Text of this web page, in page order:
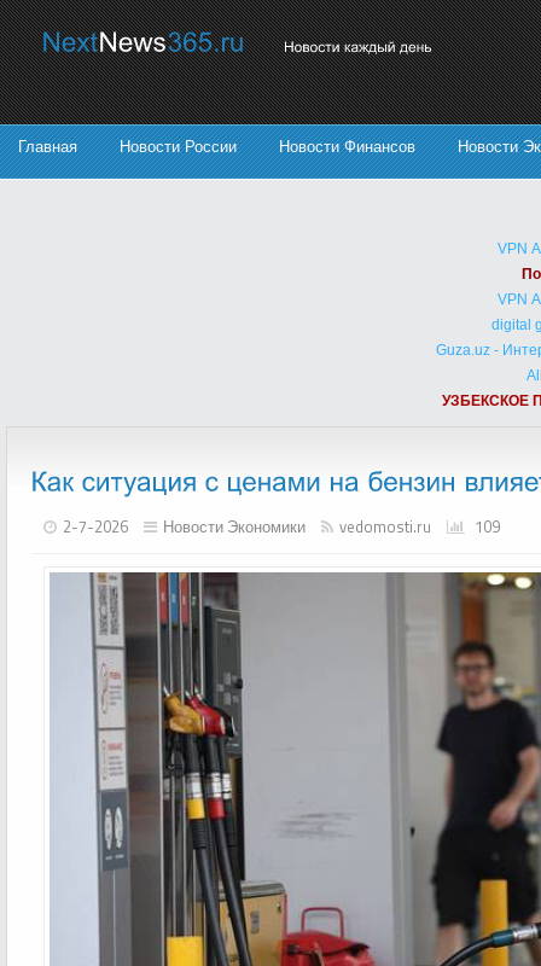
Главная Новости России Новости Финансов Новости
VPN
VPN
digital
Guza.uz -
УЗБЕКСКОЕ
2-7-2026 Новости Экономики vedomosti.ru 109